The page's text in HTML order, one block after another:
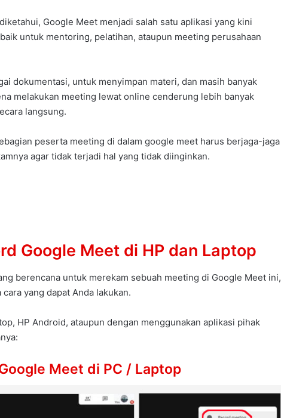
Google Meet menjadi salah satu aplikasi yang kini
untuk mentoring, pelatihan, ataupun meeting perusahaan
dokumentasi, untuk menyimpan materi, dan masih banyak
melakukan meeting lewat online cenderung lebih banyak
langsung.
peserta meeting di dalam google meet harus berjaga-jaga
agar tidak terjadi hal yang tidak diinginkan.
Google Meet di HP dan Laptop
berencana untuk merekam sebuah meeting di Google Meet ini,
cara yang dapat Anda lakukan.
HP Android, ataupun dengan menggunakan aplikasi pihak
Meet di PC / Laptop